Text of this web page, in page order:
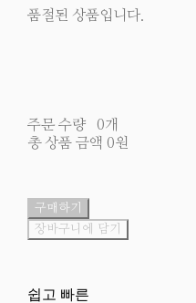
품절된 상품입니다.
주문 수량
0개
총 상품 금액 0원
구매하기
장바구니에 담기
쉽고 빠른